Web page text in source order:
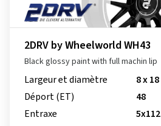
2DRV by Wheelworld WH43
Black glossy paint with full machin lip
Largeur et diamètre
8 x 18
Déport (ET)
48
Entraxe
5x112